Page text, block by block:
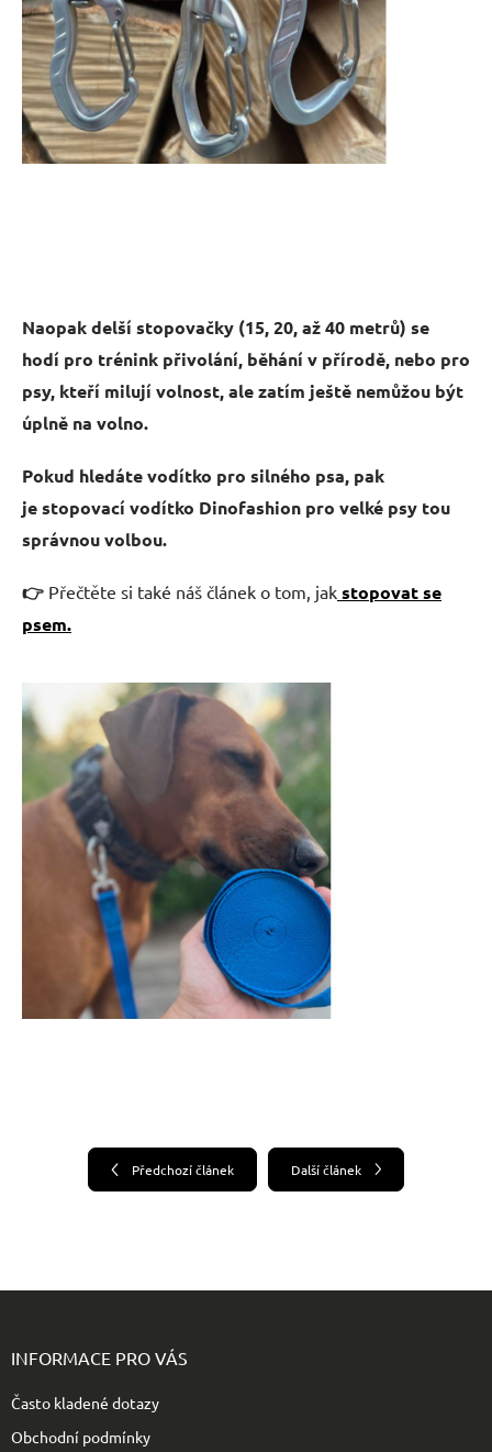
Naopakdelší stopovačky (15, 20, až 40 metrů) se
hodí pro trénink přivolání, běhání v přírodě, nebo pro
psy, kteří milují volnost, ale zatím ještě nemůžou být
úplně na volno.
Pokud hledátevodítko pro silného psa, pak
jestopovací vodítko Dinofashion pro velké psy tou
správnou volbou.
👉 Přečtěte si také náš článek o tom, jak stopovat se
psem.
Předchozí článek Další článek
INFORMACE PRO VÁS
Často kladené dotazy
Obchodní podmínky